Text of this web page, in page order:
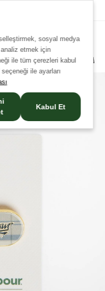
sosyal medya
etmek için
ile tüm çerezleri kabul
ile ayarları
Kabul Et